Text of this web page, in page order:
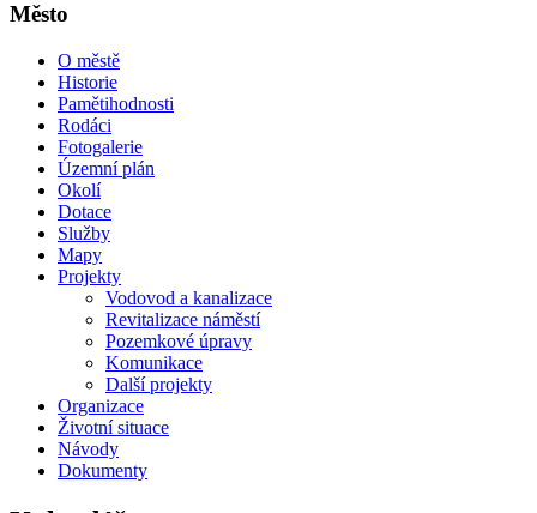
Město
O městě
Historie
Pamětihodnosti
Rodáci
Fotogalerie
Územní plán
Okolí
Dotace
Služby
Mapy
Projekty
Vodovod a kanalizace
Revitalizace náměstí
Pozemkové úpravy
Komunikace
Další projekty
Organizace
Životní situace
Návody
Dokumenty